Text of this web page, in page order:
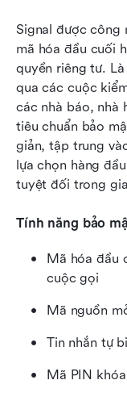
Signal được công
mã hóa đầu cuối
quyền riêng tư.
qua các cuộc
các nhà báo, nhà
tiêu chuẩn bảo
giản, tập trung
lựa chọn hàng
tuyệt đối trong
Tính năng bảo
Mã hóa đầu
cuộc gọi
Mã nguồn
Tin nhắn tự
Mã PIN